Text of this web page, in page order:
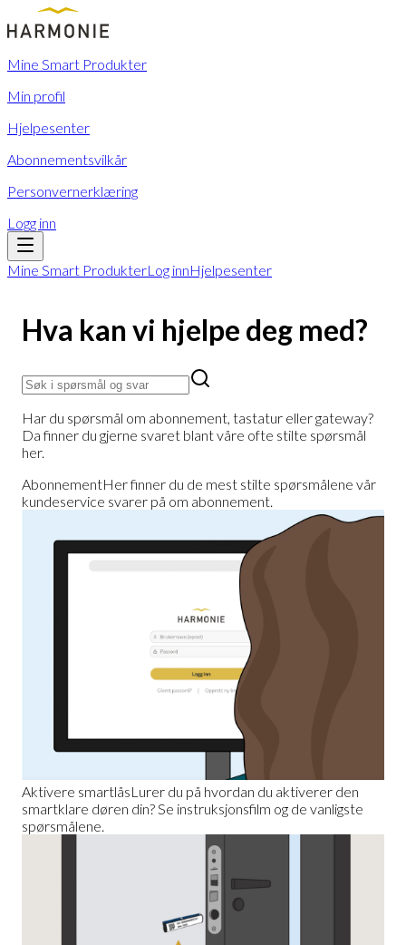
Mine Smart Produkter
Min profil
Hjelpesenter
Abonnementsvilkår
Personvernerklæring
Logg inn
Mine Smart ProdukterLog innHjelpesenter
Hva kan vi hjelpe deg med?
Har du spørsmål om abonnement, tastatur eller gateway?
Da finner du gjerne svaret blant våre ofte stilte spørsmål
her.
AbonnementHer finner du de mest stilte spørsmålene vår
kundeservice svarer på om abonnement.
Aktivere smartlåsLurer du på hvordan du aktiverer den
smartklare døren din? Se instruksjonsfilm og de vanligste
spørsmålene.